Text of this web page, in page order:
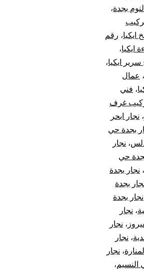
بجدة،
ايكيا، رقم
ايكيا،
ايكيا،
، عمال
، فني
غرف
، نجار ابحر
بجدة حي
، نجار
حي
، نجار بجدة
بجدة
نجار بجدة
، نجار
، نجار
، نجار
، نجار
النسيم،